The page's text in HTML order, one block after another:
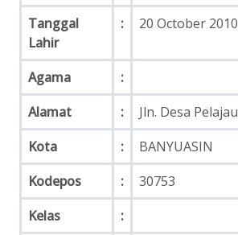
Tanggal
Lahir
: 20 October 2010
Agama
:
Alamat
:
Jln. Desa Pelajau
Kota
:
BANYUASIN
Kodepos
:
30753
Kelas
: